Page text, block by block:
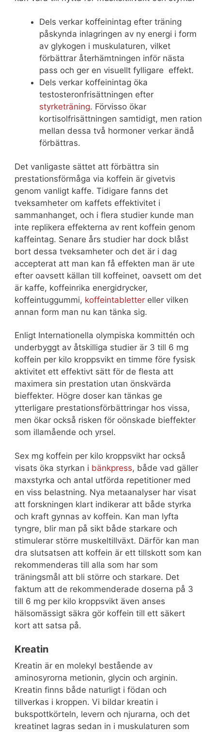
Dels verkar koffeinintag efter träning
påskynda inlagringen av ny energi i form
av glykogen i muskulaturen, vilket
förbättrar återhämtningen inför nästa
pass och ger en visuellt fylligare effekt.
Dels verkar koffeinintag öka
testosteronfrisättningen efter
styrketräning. Förvisso ökar
kortisolfrisättningen samtidigt, men ration
mellan dessa två hormoner verkar ändå
förbättras.
Det vanligaste sättet att förbättra sin
prestationsförmåga via koffein är givetvis
genom vanligt kaffe. Tidigare fanns det
tveksamheter om kaffets effektivitet i
sammanhanget, och i flera studier kunde man
inte replikera effekterna av rent koffein genom
kaffeintag. Senare års studier har dock blåst
bort dessa tveksamheter och det är i dag
accepterat att man kan få effekten man är ute
efter oavsett källan till koffeinet, oavsett om det
är kaffe, koffeinrika energidrycker,
koffeintuggummi, koffeintabletter eller vilken
annan form man nu kan tänka sig.
Enligt Internationella olympiska kommittén och
underbyggt av åtskilliga studier är 3 till 6 mg
koffein per kilo kroppsvikt en timme före fysisk
aktivitet ett effektivt sätt för de flesta att
maximera sin prestation utan önskvärda
bieffekter. Högre doser kan tänkas ge
ytterligare prestationsförbättringar hos vissa,
men ökar också risken för oönskade bieffekter
som illamående och yrsel.
Sex mg koffein per kilo kroppsvikt har också
visats öka styrkan i bänkpress, både vad gäller
maxstyrka och antal utförda repetitioner med
en viss belastning. Nya metaanalyser har visat
att forskningen klart indikerar att både styrka
och kraft gynnas av koffein. Kan man lyfta
tyngre, blir man på sikt både starkare och
stimulerar större muskeltillväxt. Därför kan man
dra slutsatsen att koffein är ett tillskott som kan
rekommenderas till alla som har som
träningsmål att bli större och starkare. Det
faktum att de rekommenderade doserna på 3
till 6 mg per kilo kroppsvikt även anses
hälsomässigt säkra gör koffein till ett säkert
kort att satsa på.
Kreatin
Kreatin är en molekyl bestående av
aminosyrorna metionin, glycin och arginin.
Kreatin finns både naturligt i födan och
tillverkas i kroppen. Vi bildar kreatin i
bukspottkörteln, levern och njurarna, och det
kreatinet lagras sedan in i muskulaturen som